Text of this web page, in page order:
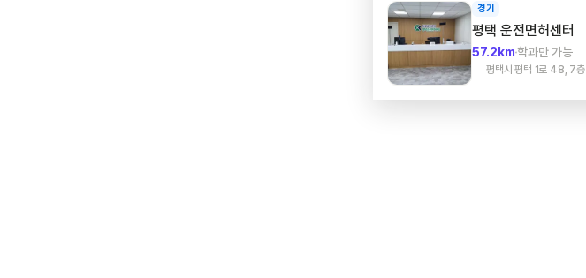
경기
평택 운전면허센터
57.2km학과만 가능
평택시 평택 1로 48, 7층